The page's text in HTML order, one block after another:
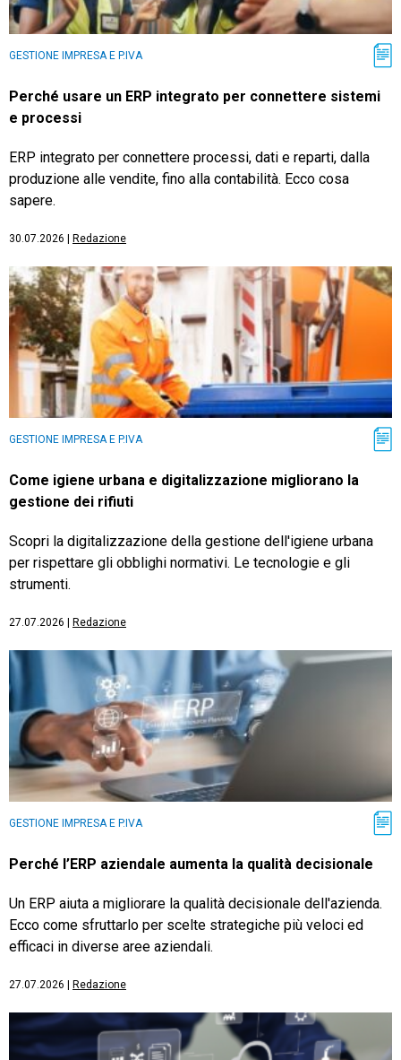
GESTIONE IMPRESA E P.IVA
Perché usare un ERP integrato per connettere sistemi
e processi
ERP integrato per connettere processi, dati e reparti, dalla
produzione alle vendite, fino alla contabilità. Ecco cosa
sapere.
30.07.2026 Redazione
GESTIONE IMPRESA E P.IVA
Come igiene urbana e digitalizzazione migliorano la
gestione dei rifiuti
Scopri la digitalizzazione della gestione dell'igiene urbana
per rispettare gli obblighi normativi. Le tecnologie e gli
strumenti.
27.07.2026 Redazione
GESTIONE IMPRESA E P.IVA
Perché l’ERP aziendale aumenta la qualità decisionale
Un ERP aiuta a migliorare la qualità decisionale dell'azienda.
Ecco come sfruttarlo per scelte strategiche più veloci ed
efficaci in diverse aree aziendali.
27.07.2026 Redazione